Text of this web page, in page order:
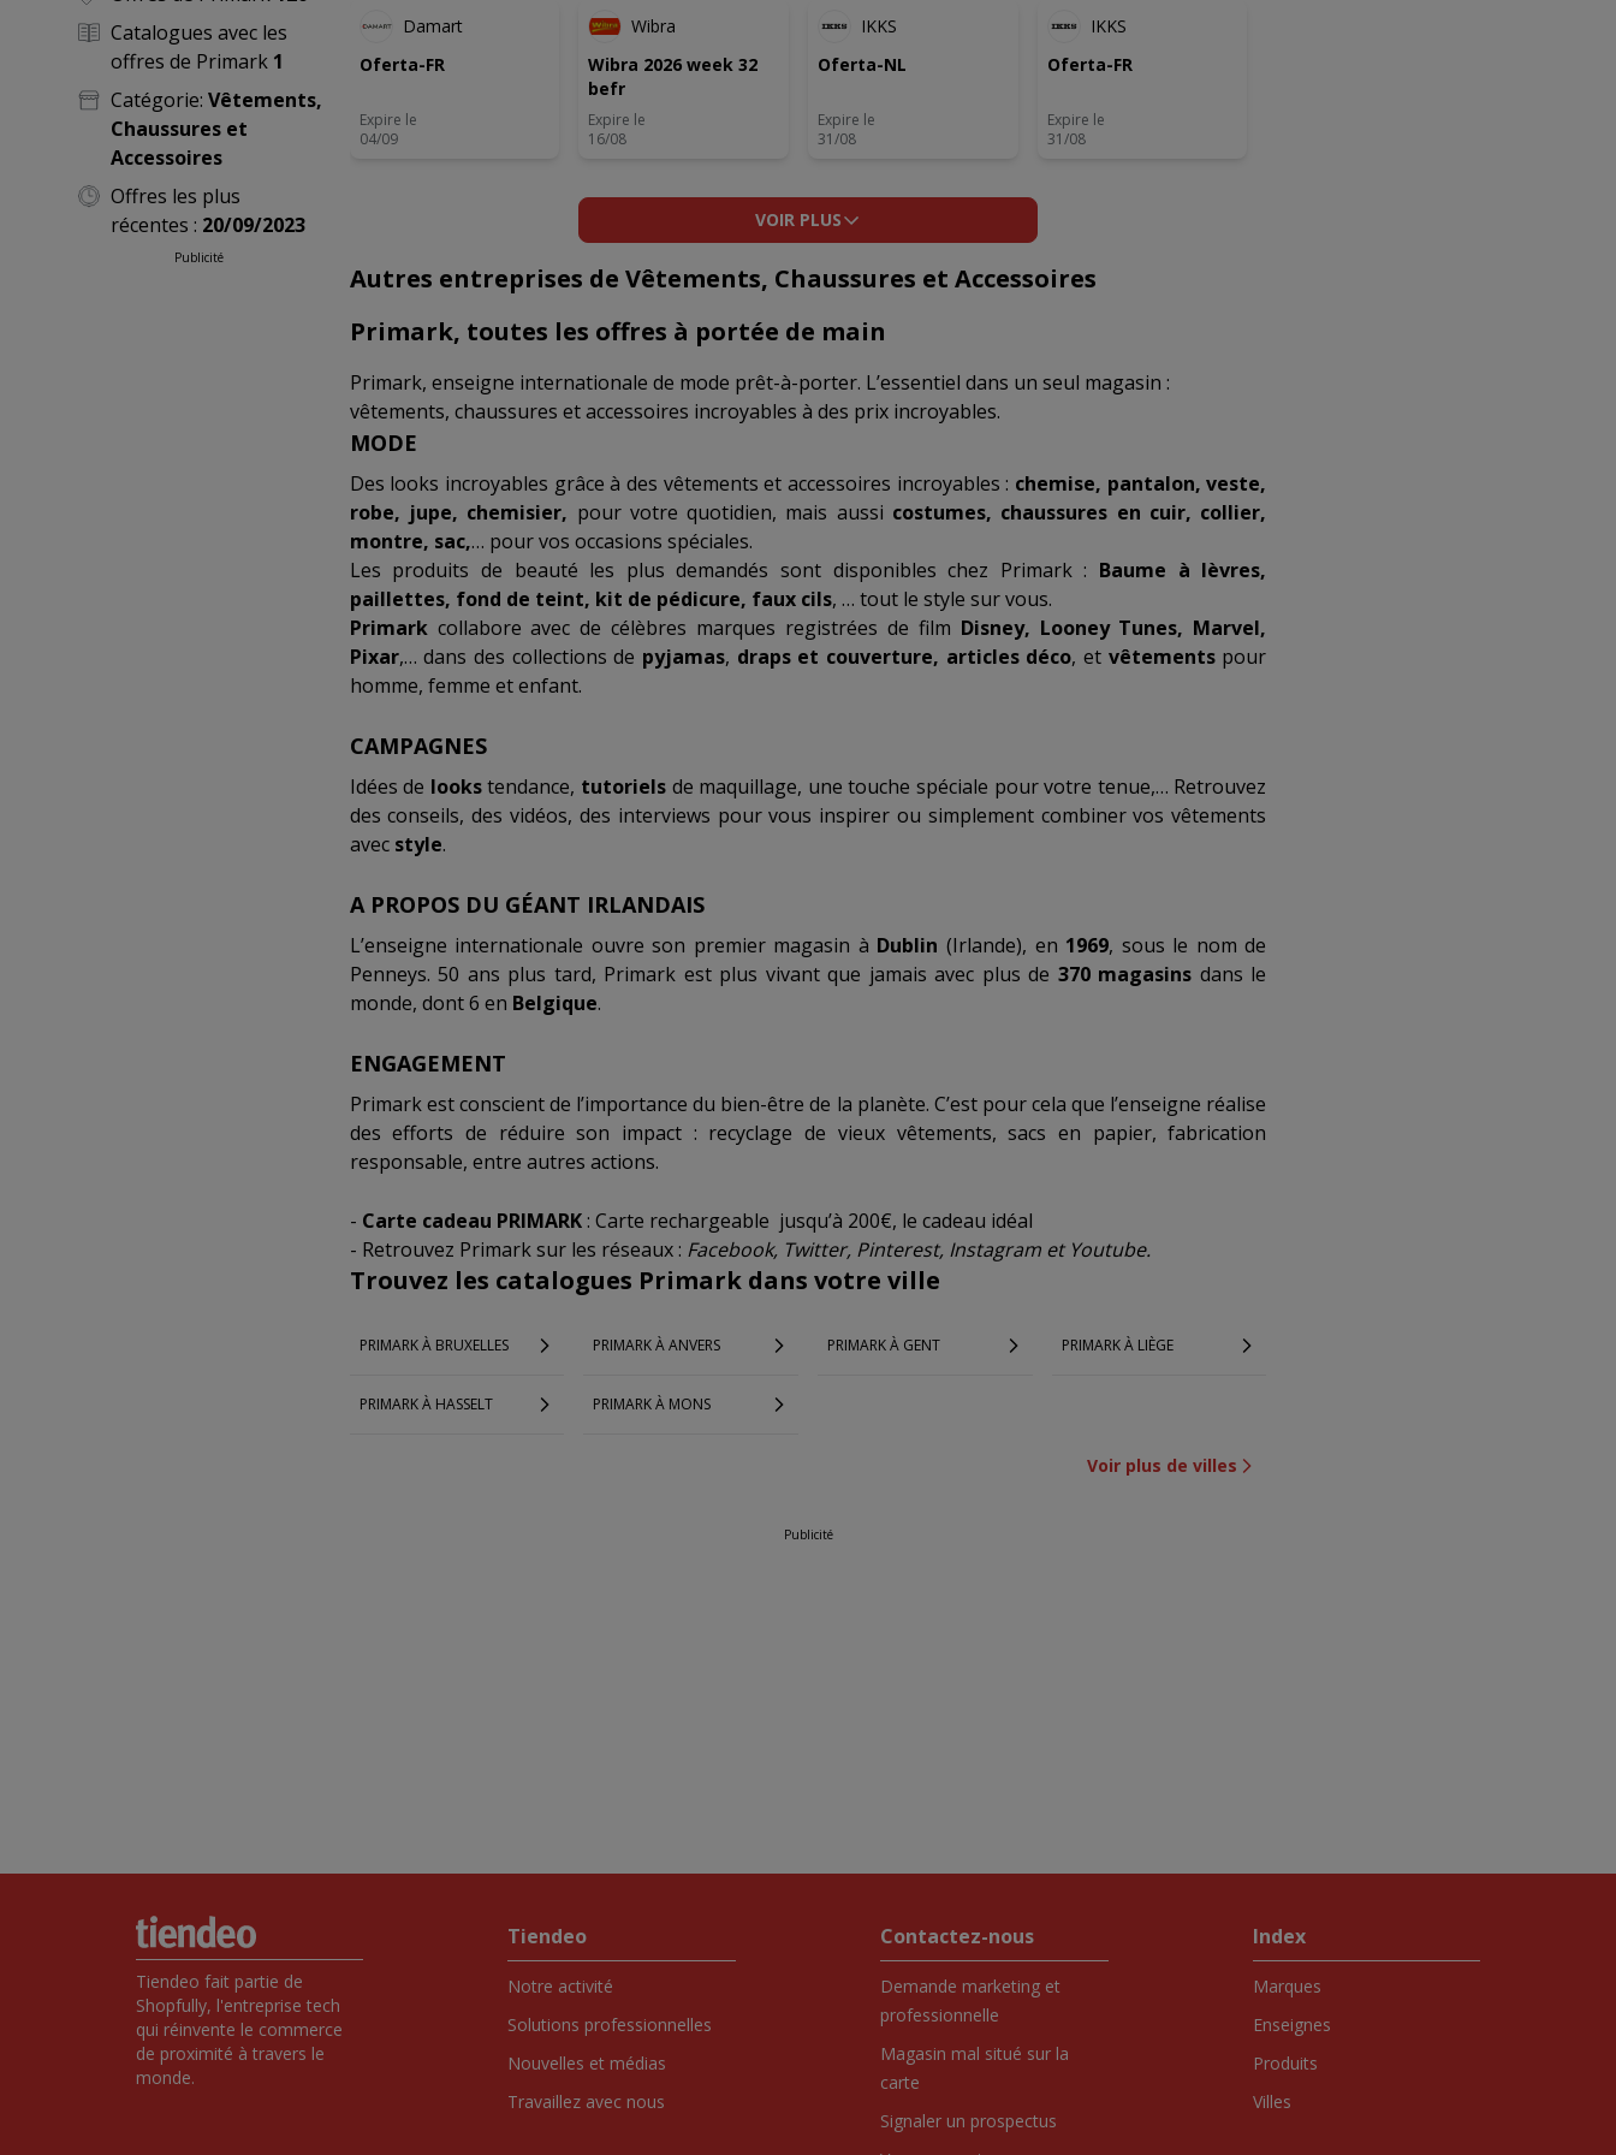
Catalogues avec les
offres de Primark 1
Catégorie: Vêtements,
Chaussures et
Accessoires
Offres les plus
récentes : 20/09/2023
Publicité
Damart
Oferta-FR
Expire le
04/09
Wibra
Wibra 2026 week 32
befr
Expire le
16/08
IKKS
Oferta-NL
Expire le
31/08
IKKS
Oferta-FR
Expire le
31/08
VOIR PLUS
Autres entreprises de Vêtements, Chaussures et Accessoires
Primark, toutes les offres à portée de main
Primark, enseigne internationale de mode prêt-à-porter. L’essentiel dans un seul magasin :
vêtements, chaussures et accessoires incroyables à des prix incroyables.
MODE
Des looks incroyables grâce à des vêtements et accessoires incroyables : chemise, pantalon, veste,
robe, jupe, chemisier, pour votre quotidien, mais aussi costumes, chaussures en cuir, collier,
montre, sac,… pour vos occasions spéciales.
Les produits de beauté les plus demandés sont disponibles chez Primark : Baume à lèvres,
paillettes, fond de teint, kit de pédicure, faux cils, … tout le style sur vous.
Primarkcollabore avec de célèbres marques registrées de film Disney, Looney Tunes, Marvel,
Pixar,… dans des collections de pyjamas, draps et couverture, articles déco, et vêtementspour
homme, femme et enfant.
CAMPAGNES
Idées de lookstendance, tutoriels de maquillage, une touche spéciale pour votre tenue,… Retrouvez
des conseils, des vidéos, des interviews pour vous inspirer ou simplement combiner vos vêtements
avec style.
A PROPOS DU GÉANT IRLANDAIS
L’enseigne internationale ouvre son premier magasin à Dublin (Irlande), en 1969, sous le nom de
Penneys. 50 ans plus tard, Primark est plus vivant que jamais avec plus de 370 magasins dans le
monde, dont 6 en Belgique.
ENGAGEMENT
Primark est conscient de l’importance du bien-être de la planète. C’est pour cela que l’enseigne réalise
des efforts de réduire son impact : recyclage de vieux vêtements, sacs en papier, fabrication
responsable, entre autres actions.
- Carte cadeau PRIMARK: Carte rechargeable jusqu’à 200€, le cadeau idéal
- Retrouvez Primark sur les réseaux : Facebook, Twitter, Pinterest, Instagram et Youtube.
Trouvez les catalogues Primark dans votre ville
PRIMARK À BRUXELLES PRIMARK À ANVERS PRIMARK À GENT PRIMARK À LIÈGE
PRIMARK À HASSELT PRIMARK À MONS
Voir plus de villes
Publicité
Tiendeo fait partie de
Shopfully, l'entreprise tech
qui réinvente le commerce
de proximité à travers le
monde.
Tiendeo
Notre activité
Solutions professionnelles
Nouvelles et médias
Travaillez avec nous
Contactez-nous
Demande marketing et
professionnelle
Magasin mal situé sur la
carte
Signaler un prospectus
Index
Marques
Enseignes
Produits
Villes